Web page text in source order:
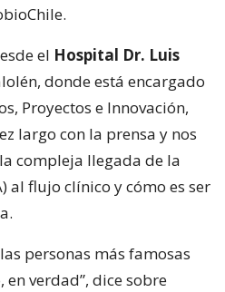
el Hospital Dr. Luis
donde está encargado
Proyectos e Innovación,
largo con la prensa y nos
compleja llegada de la
al flujo clínico y cómo es ser
personas más famosas
verdad”, dice sobre